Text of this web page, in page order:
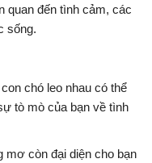
quan đến tình cảm, các
sống.
chó leo nhau có thể
tò mò của bạn về tình
mơ còn đại diện cho bạn